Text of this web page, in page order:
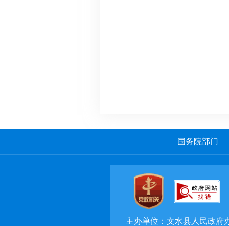
国务院部门
主办单位：文水县人民政府